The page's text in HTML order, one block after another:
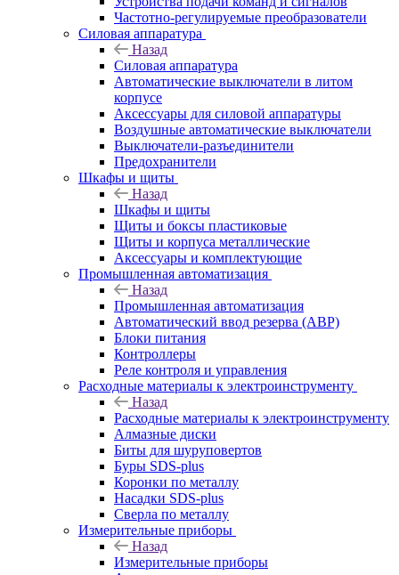
Частотно-регулируемые преобразователи
Силовая аппаратура
Назад
Силовая аппаратура
Автоматические выключатели в литом
корпусе
Аксессуары для силовой аппаратуры
Воздушные автоматические выключатели
Выключатели-разъединители
Предохранители
Шкафы и щиты
Назад
Шкафы и щиты
Щиты и боксы пластиковые
Щиты и корпуса металлические
Аксессуары и комплектующие
Промышленная автоматизация
Назад
Промышленная автоматизация
Автоматический ввод резерва (АВР)
Блоки питания
Контроллеры
Реле контроля и управления
Расходные материалы к электроинструменту
Назад
Расходные материалы к электроинструменту
Алмазные диски
Биты для шуруповертов
Буры SDS-plus
Коронки по металлу
Насадки SDS-plus
Сверла по металлу
Измерительные приборы
Назад
Измерительные приборы